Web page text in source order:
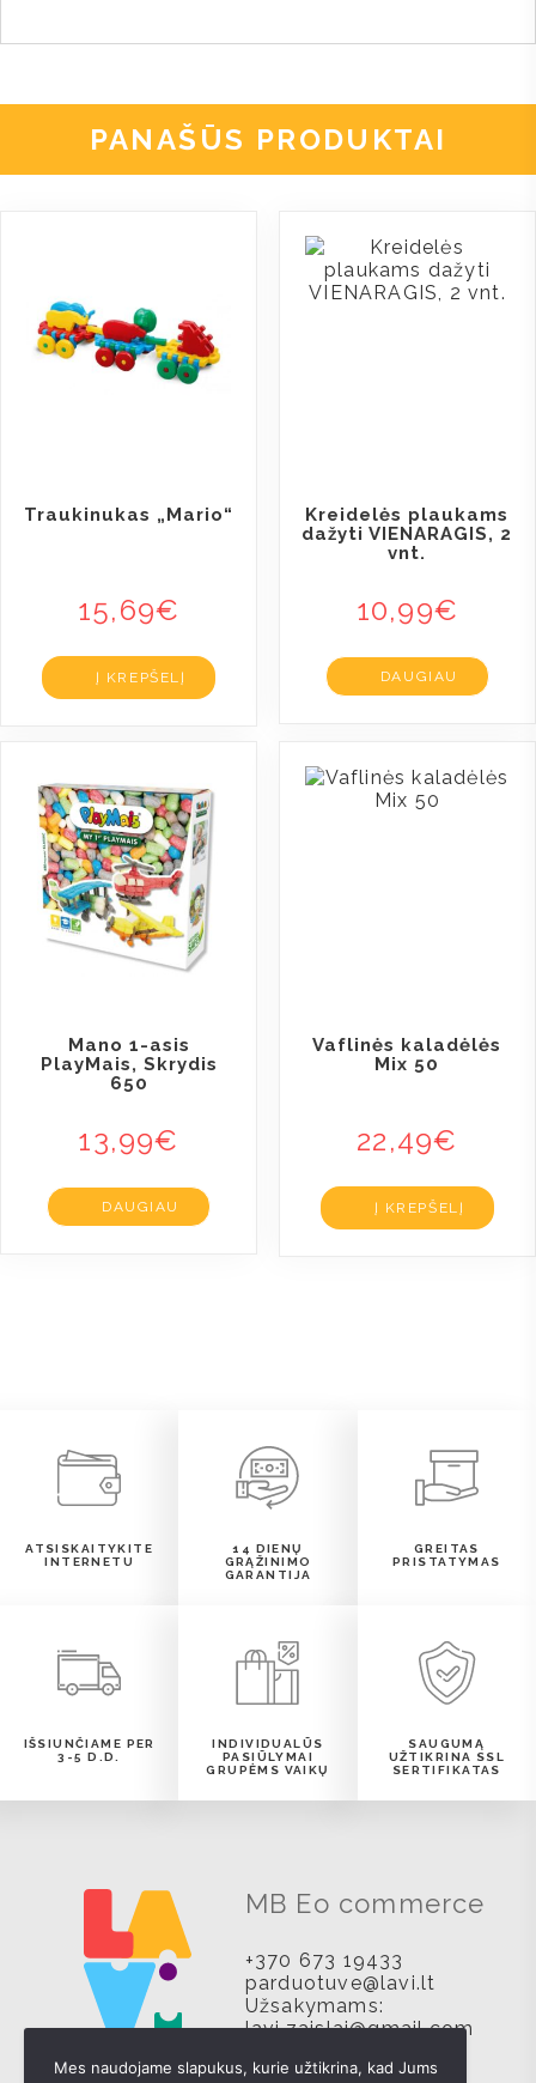
PANAŠŪS PRODUKTAI
Traukinukas „Mario“
15,69€
Į KREPŠELĮ
Kreidelės plaukams
dažyti VIENARAGIS, 2
vnt.
10,99€
DAUGIAU
Mano 1-asis
PlayMais, Skrydis
650
13,99€
DAUGIAU
Vaflinės kaladėlės
Mix 50
22,49€
Į KREPŠELĮ
ATSISKAITYKITE
INTERNETU
14 DIENŲ
GRĄŽINIMO
GARANTIJA
GREITAS
PRISTATYMAS
IŠSIUNČIAME PER
3-5 D.D.
INDIVIDUALŪS
PASIŪLYMAI
GRUPĖMS VAIKŲ
SAUGUMĄ
UŽTIKRINA SSL
SERTIFIKATAS
MB Eo commerce
+370 673 19433
parduotuve@lavi.lt
Užsakymams:
lavi.zaislai@gmail.com
Mes naudojame slapukus, kurie užtikrina, kad Jums